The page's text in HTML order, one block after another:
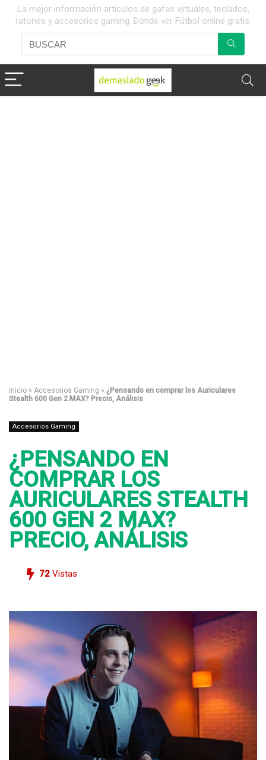
La mejor información artículos de gafas virtuales, teclados,
ratones y accesorios gaming. Dónde ver Fútbol online gratis.
Inicio » Accesorios Gaming » ¿Pensando en comprar los Auriculares
Stealth 600 Gen 2 MAX? Precio, Análisis
Accesorios Gaming
¿PENSANDO EN
COMPRAR LOS
AURICULARES STEALTH
600 GEN 2 MAX?
PRECIO, ANÁLISIS
72 Vistas